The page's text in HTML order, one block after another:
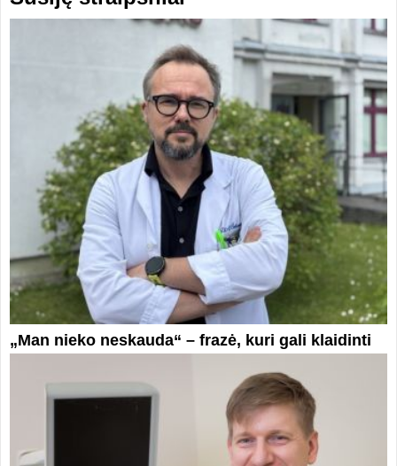
„Man nieko neskauda“ – frazė, kuri gali klaidinti